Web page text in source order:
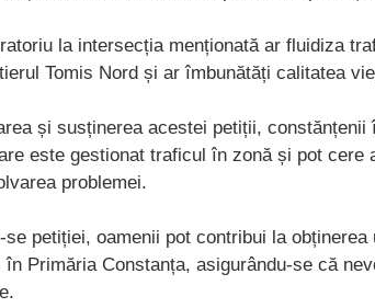
la intersecția menționată ar fluidiza
Tomis Nord și ar îmbunătăți calitatea
și susținerea acestei petiții,
este gestionat traficul în zonă și pot cere
problemei.
se petiției, oamenii pot contribui la
în Primăria Constanța, asigurându-se că